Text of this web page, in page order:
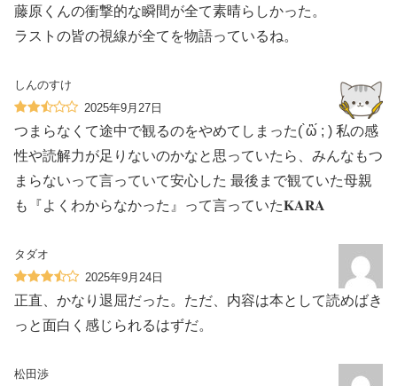
藤原くんの衝撃的な瞬間が全て素晴らしかった。
ラストの皆の視線が全てを物語っているね。
しんのすけ
2025年9月27日
つまらなくて途中で観るのをやめてしまった( ̀ὢ́ ; ) 私の感
性や読解力が足りないのかなと思っていたら、みんなもつ
まらないって言っていて安心した 最後まで観ていた母親
も『よくわからなかった』って言っていた𝐊𝐀𝐑𝐀
タダオ
2025年9月24日
正直、かなり退屈だった。ただ、内容は本として読めばき
っと面白く感じられるはずだ。
松田渉